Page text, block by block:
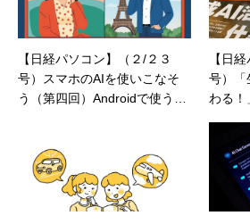
【日経パソコン】（２/２３
号）スマホのAIを使いこなそ
う（第四回）Androidで使うGe
【日
号）「
わる！